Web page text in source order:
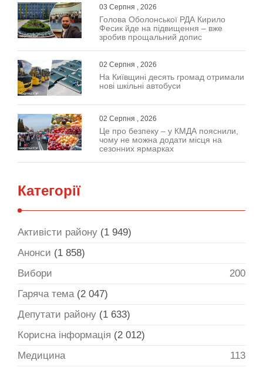
03 Серпня , 2026
Голова Оболонської РДА Кирило
Фесик йде на підвищення – вже
зробив прощальний допис
02 Серпня , 2026
На Київщині десять громад отримали
нові шкільні автобуси
02 Серпня , 2026
Це про безпеку – у КМДА пояснили,
чому не можна додати місця на
сезонних ярмарках
Категорії
Активісти району (1 949)
Анонси (1 858)
Вибори
200
Гаряча тема(2 047)
Депутати району (1 633)
Корисна інформація (2 012)
Медицина
113